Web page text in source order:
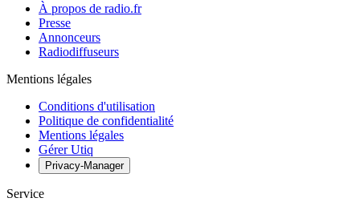
À propos de radio.fr
Presse
Annonceurs
Radiodiffuseurs
Mentions légales
Conditions d'utilisation
Politique de confidentialité
Mentions légales
Gérer Utiq
Privacy-Manager
Service